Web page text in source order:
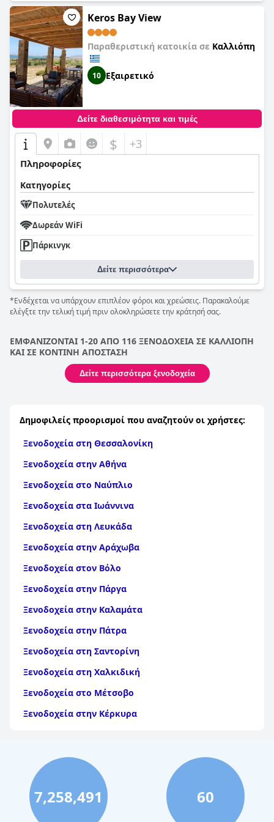
Keros Bay View
Παραθεριστική κατοικία σε Καλλιόπη
10 Εξαιρετικό
Δείτε διαθεσιμότητα και τιμές
$ +3
Πληροφορίες
Κατηγορίες
Πολυτελές
Δωρεάν WiFi
Πάρκινγκ
Δείτε περισσότερα
*Ενδέχεται να υπάρχουν επιπλέον φόροι και χρεώσεις. Παρακαλούμε
ελέγξτε την τελική τιμή πριν ολοκληρώσετε την κράτησή σας.
ΕΜΦΑΝΙΖΟΝΤΑΙ 1-20 ΑΠΟ 116 ΞΕΝΟΔΟΧΕΙΑ ΣΕ ΚΑΛΛΙΟΠΗ
ΚΑΙ ΣΕ ΚΟΝΤΙΝΗ ΑΠΟΣΤΑΣΗ
Δείτε περισσότερα ξενοδοχεία
Δημοφιλείς προορισμοί που αναζητούν οι χρήστες:
Ξενοδοχεία στη Θεσσαλονίκη
Ξενοδοχεία στην Αθήνα
Ξενοδοχεία στο Ναύπλιο
Ξενοδοχεία στα Ιωάννινα
Ξενοδοχεία στη Λευκάδα
Ξενοδοχεία στην Αράχωβα
Ξενοδοχεία στον Βόλο
Ξενοδοχεία στην Πάργα
Ξενοδοχεία στην Καλαμάτα
Ξενοδοχεία στην Πάτρα
Ξενοδοχεία στη Σαντορίνη
Ξενοδοχεία στη Χαλκιδική
Ξενοδοχεία στο Μέτσοβο
Ξενοδοχεία στην Κέρκυρα
Ξενοδοχεία στην Αίγινα
Ξενοδοχεία στην Πάρο
Ξενοδοχεία στο Λουτράκι
Ξενοδοχεία στη Σκιάθο
7,258,491 60